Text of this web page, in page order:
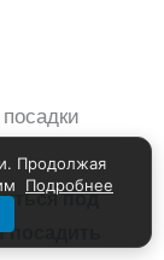
под
Продолжая
Подробнее